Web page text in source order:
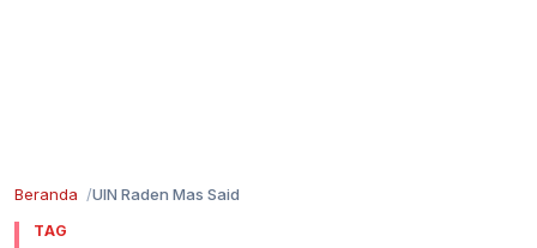
Beranda UIN Raden Mas Said
TAG